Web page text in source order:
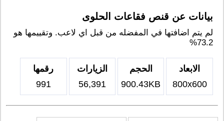
بيانات عن قنص فقاعات الحلوى
لم يتم اضافتها في المفضله من قبل اي لاعب. وتقييمها هو
73.2%
الابعاد
800x600
الحجم
900.43KB
الزيارات
56,391
رقمها
991